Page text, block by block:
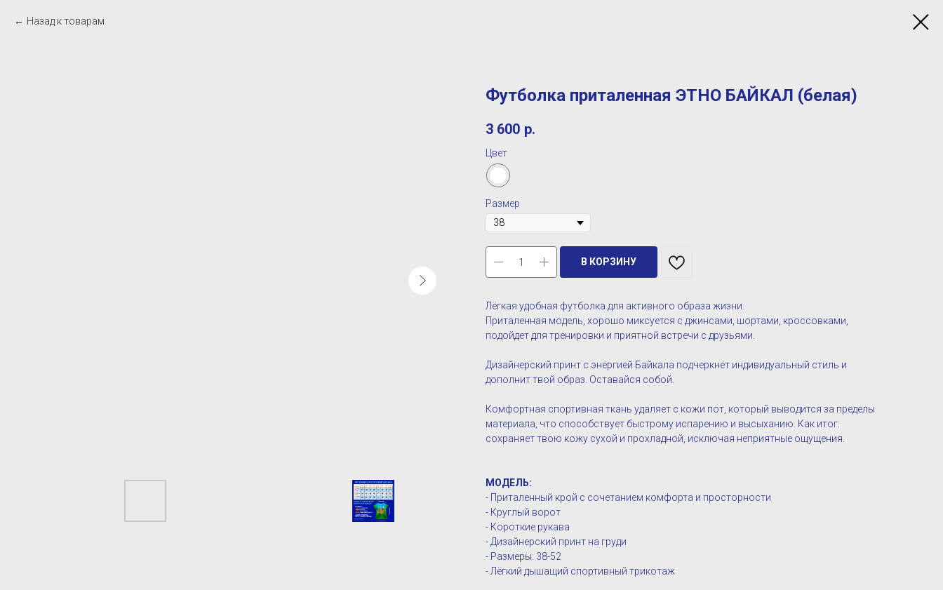
Назад к товарам
Футболка приталенная ЭТНО БАЙКАЛ (белая)
3 600 р.
Цвет
Размер
В КОРЗИНУ
Лёгкая удобная футболка для активного образа жизни.
Приталенная модель, хорошо миксуется с джинсами, шортами, кроссовками,
подойдет для тренировки и приятной встречи с друзьями.
Дизайнерский принт с энергией Байкала подчеркнет индивидуальный стиль и
дополнит твой образ. Оставайся собой.
Комфортная спортивная ткань удаляет с кожи пот, который выводится за пределы
материала, что способствует быстрому испарению и высыханию. Как итог:
сохраняет твою кожу сухой и прохладной, исключая неприятные ощущения.
МОДЕЛЬ:
- Приталенный крой с сочетанием комфорта и просторности
- Круглый ворот
- Короткие рукава
- Дизайнерский принт на груди
- Размеры: 38-52
- Лёгкий дышащий спортивный трикотаж